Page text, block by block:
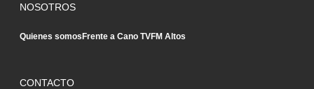
NOSOTROS
Quienes somosFrente a Cano TVFM Altos
CONTACTO